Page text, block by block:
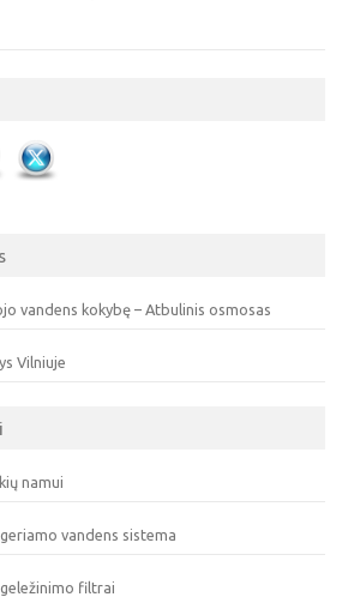
vandens kokybę – Atbulinis osmosas
Vilniuje
namui
vandens sistema
filtrai